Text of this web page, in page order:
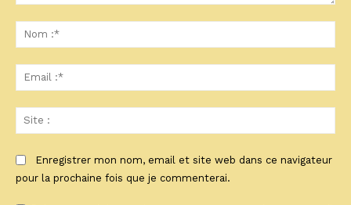
:*
:*
:
Enregistrer mon nom, email et site web dans ce navigateur
pour la prochaine fois que je commenterai.